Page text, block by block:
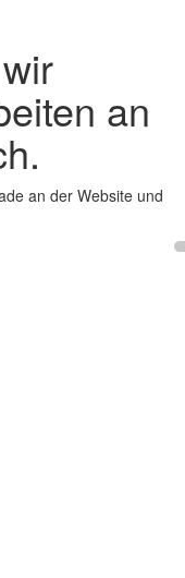
an
an der Website und